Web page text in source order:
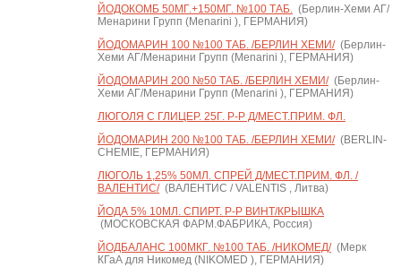
ЙОДОКОМБ 50МГ.+150МГ. №100 ТАБ.(Берлин-Хеми АГ/
Менарини Групп (Menarini ), ГЕРМАНИЯ)
ЙОДОМАРИН 100 №100 ТАБ. /БЕРЛИН ХЕМИ/(Берлин-
Хеми АГ/Менарини Групп (Menarini ), ГЕРМАНИЯ)
ЙОДОМАРИН 200 №50 ТАБ. /БЕРЛИН ХЕМИ/(Берлин-
Хеми АГ/Менарини Групп (Menarini ), ГЕРМАНИЯ)
ЛЮГОЛЯ С ГЛИЦЕР. 25Г. Р-Р Д/МЕСТ.ПРИМ. ФЛ.
ЙОДОМАРИН 200 №100 ТАБ. /БЕРЛИН ХЕМИ/(BERLIN-
CHEMIE, ГЕРМАНИЯ)
ЛЮГОЛЬ 1,25% 50МЛ. СПРЕЙ Д/МЕСТ.ПРИМ. ФЛ. /
ВАЛЕНТИС/(ВАЛЕНТИС / VALENTIS , Литва)
ЙОДА 5% 10МЛ. СПИРТ. Р-Р ВИНТ/КРЫШКА
(МОСКОВСКАЯ ФАРМ.ФАБРИКА, Россия)
ЙОДБАЛАНС 100МКГ. №100 ТАБ. /НИКОМЕД/(Мерк
КГаА для Никомед (NIKOMED ), ГЕРМАНИЯ)